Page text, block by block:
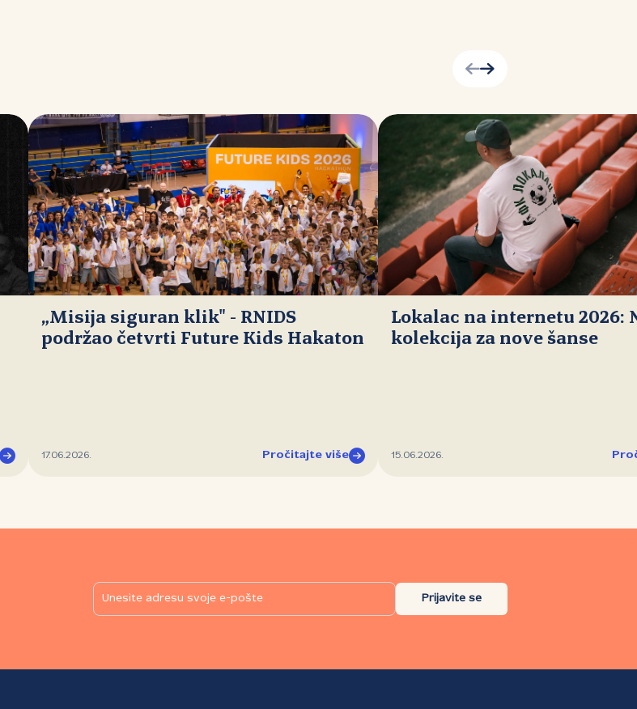
„Misija siguran klik" - RNIDS
podržao četvrti Future Kids Hakaton
17.06.2026. Pročitajte više
Lokalac na internetu 2026:
kolekcija za nove šanse
15.06.2026.
Prijavite se